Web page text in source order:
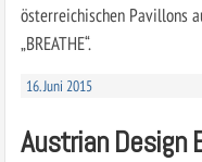
österreichischen Pavillons
„BREATHE“.
16. Juni 2015
Austrian Design